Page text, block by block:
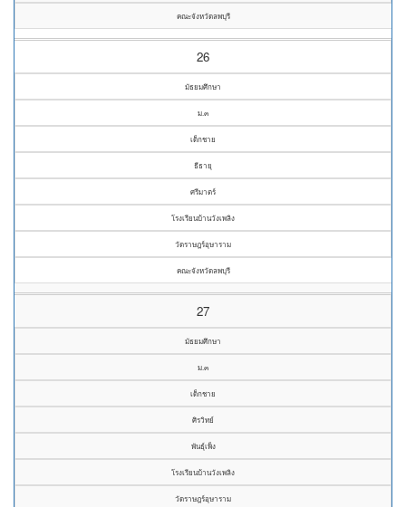
คณะจังหวัดลพบุรี
26
มัธยมศึกษา
ม.๓
เด็กชาย
ธีธายุ
ศรีมาตร์
โรงเรียนบ้านวังเพลิง
วัดราษฎร์อุษาราม
คณะจังหวัดลพบุรี
27
มัธยมศึกษา
ม.๓
เด็กชาย
ศิรวิทย์
พันธุ์เพ็ง
โรงเรียนบ้านวังเพลิง
วัดราษฎร์อุษาราม